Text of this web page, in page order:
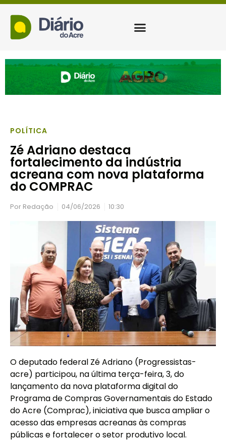
POLÍTICA
Zé Adriano destaca
fortalecimento da indústria
acreana com nova plataforma
do COMPRAC
Por Redação 04/06/2026 10:30
O deputado federal Zé Adriano (Progressistas-
acre) participou, na última terça-feira, 3, do
lançamento da nova plataforma digital do
Programa de Compras Governamentais do Estado
do Acre (Comprac), iniciativa que busca ampliar o
acesso das empresas acreanas às compras
públicas e fortalecer o setor produtivo local.